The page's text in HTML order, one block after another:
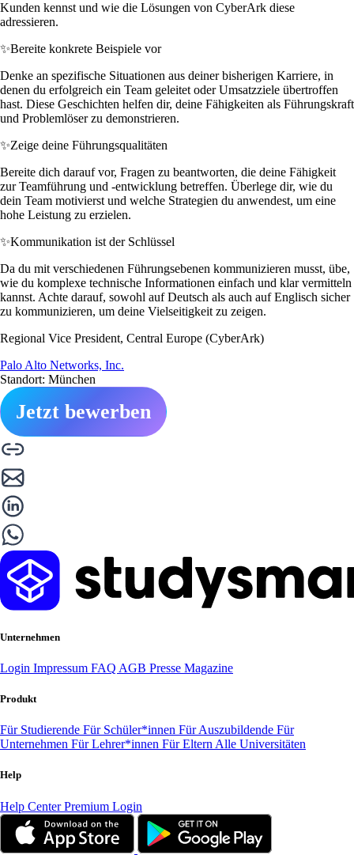
Kunden kennst und wie die Lösungen von CyberArk diese
adressieren.
✨Bereite konkrete Beispiele vor
Denke an spezifische Situationen aus deiner bisherigen Karriere, in
denen du erfolgreich ein Team geleitet oder Umsatzziele übertroffen
hast. Diese Geschichten helfen dir, deine Fähigkeiten als Führungskraft
und Problemlöser zu demonstrieren.
✨Zeige deine Führungsqualitäten
Bereite dich darauf vor, Fragen zu beantworten, die deine Fähigkeit
zur Teamführung und -entwicklung betreffen. Überlege dir, wie du
dein Team motivierst und welche Strategien du anwendest, um eine
hohe Leistung zu erzielen.
✨Kommunikation ist der Schlüssel
Da du mit verschiedenen Führungsebenen kommunizieren musst, übe,
wie du komplexe technische Informationen einfach und klar vermitteln
kannst. Achte darauf, sowohl auf Deutsch als auch auf Englisch sicher
zu kommunizieren, um deine Vielseitigkeit zu zeigen.
Regional Vice President, Central Europe (CyberArk)
Palo Alto Networks, Inc.
Standort: München
Jetzt bewerben
Unternehmen
Login Impressum FAQ AGB Presse Magazine
Produkt
Für Studierende Für Schüler*innen Für Auszubildende Für
Unternehmen Für Lehrer*innen Für Eltern Alle Universitäten
Help
Help CenterPremium Login